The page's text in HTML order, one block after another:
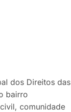
dos Direitos das
bairro
comunidade